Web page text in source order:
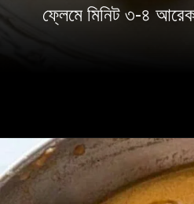
ফ্লেমে মিনিট ৩-৪